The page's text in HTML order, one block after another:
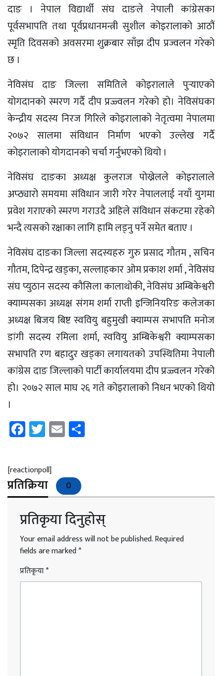
दाङ । नेपाल विद्यार्थी संघ दाङले नेपाली कांग्रेसका
पूर्वसभापति तथा पूर्वप्रधानमन्त्री सुशील कोइरालाको आठौं
स्मृति दिवसको अवसरमा शुक्रबार साँझ दीप प्रज्वलन गरेको
छ ।
नेविसंघ दाङ जिल्ला समितिले कोइरालाले पुर्‍याएको
योगदानको स्मरण गर्दै दीप प्रज्ज्वलन गरेको हो। नेविसंघका
केन्द्रीय सदस्य निरज गिरिले कोइरालाको नेतृत्वमा नेपालमा
२०७२ सालमा संविधान निर्माण भएको उल्लेख गर्दै
कोइरालाको योगदानको चर्चा गर्नुभएको थियो ।
नेविसंघ दाङका अध्यक्ष कुलराज पोख्रेलले कोइरालाले
अप्ठ्यारो समयमा संविधान जारी गरेर नेपाललाई नयाँ युगमा
प्रवेश गराएको स्मरण गराउदै अहिले संविधान संकटमा रहेको
भन्दै त्यसको रक्षाका लागि हामि लड्नु पर्ने समेत बताए ।
नेविसंघ दाङका जिल्ला सदस्यहरु गुरु प्रसाद गौतम , सचिन
गौतम, दिपेन्द्र खड्का, सल्लाहकार ओम प्रकाश शर्मा , नेविसंघ
संघ प्युठान सदस्य कौसिला कालाथोकी, नेविसंघ अम्बिकेश्वरी
क्याम्पसका अध्यक्ष संगम शर्मा राप्ती इन्जिनियरिङ कलेजका
अध्यक्ष बिजय बिष्ट स्ववियु बहुमुखी क्याम्पस सभापति मनोज
डांगी सदस्य रमिला शर्मा, स्ववियु अम्बिकेश्वरी क्याम्पसका
सभापति रण बहादुर खड्का लगायतको उपस्थितिमा नेपाली
कांग्रेस दाङ जिल्लाको पार्टी कार्यालयमा दीप प्रज्ज्वलन गरेको
हो। २०७२ साल माघ २६ गते कोइरालाको निधन भएको थियो
।
Facebook
Twitter
Email
[reactionpoll]
प्रतिक्रिया 0
प्रतिकृया दिनुहोस्
Your email address will not be published.Required
fields are marked*
प्रतिकृया*